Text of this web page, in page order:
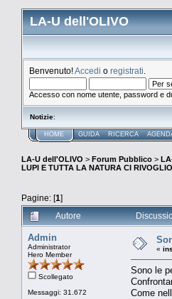
LA-U dell'OLIVO
Benvenuto!Accedi o registrati
Accesso con nome utente, password e
Notizie:
HOME GUIDA RICERCA
LA-U dell'OLIVO > Forum Pubblico >
LUPI E TUTTA LA NATURA CI
Pagine: [1]
Autore
Admin
Administrator
Hero Member
Scollegato
Messaggi: 31.672
«
Sono le
Come